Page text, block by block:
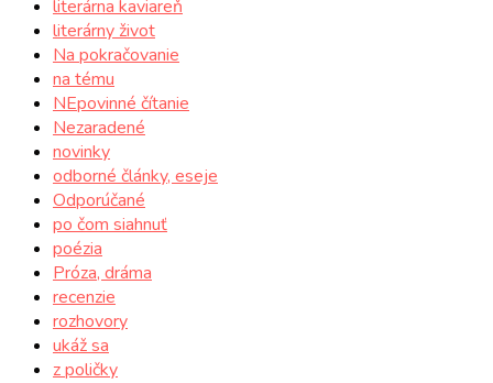
literárna kaviareň
literárny život
Na pokračovanie
na tému
NEpovinné čítanie
Nezaradené
novinky
odborné články, eseje
Odporúčané
po čom siahnuť
poézia
Próza, dráma
recenzie
rozhovory
ukáž sa
z poličky